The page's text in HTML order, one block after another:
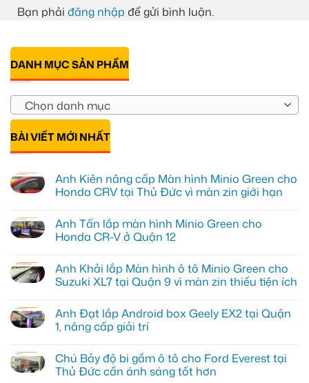
Bạn phải đăng nhập để gửi bình luận.
DANH MỤC SẢN PHẨM
Chọn danh mục
BÀI VIẾT MỚI NHẤT
Anh Kiên nâng cấp Màn hình Minio Green cho
Honda CRV tại Thủ Đức vì màn zin giới hạn
bình
luận
ở
nâng
cấp
Màn
Green
cho
Honda
Thủ
Đức
vì
Anh Tấn lắp màn hình Minio Green cho
Honda CR-V ở Quận 12
bình
luận
ở
lắp
màn
hình
cho
Honda
CR-
Anh Khải lắp Màn hình ô tô Minio Green cho
Suzuki XL7 tại Quận 9 vì màn zin thiếu tiện ích
bình
luận
ở
lắp
Màn
hình
Anh Đạt lắp Android box Geely EX2 tại Quận
1, nâng cấp giải trí
bình
luận
ở
Chú Bảy độ bi gầm ô tô cho Ford Everest tại
Thủ Đức cần ánh sáng tốt hơn